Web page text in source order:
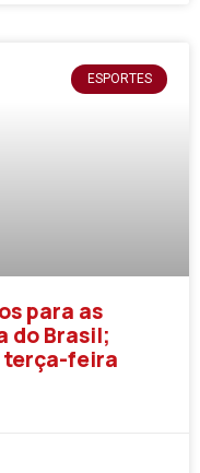
ESPORTES
para as
do Brasil;
terça-feira